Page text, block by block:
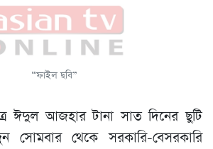
“ফাইল ছবি”
ঈদুল আজহার টানা সাত দিনের ছুটি
থেকে সরকারি-বেসরকারি